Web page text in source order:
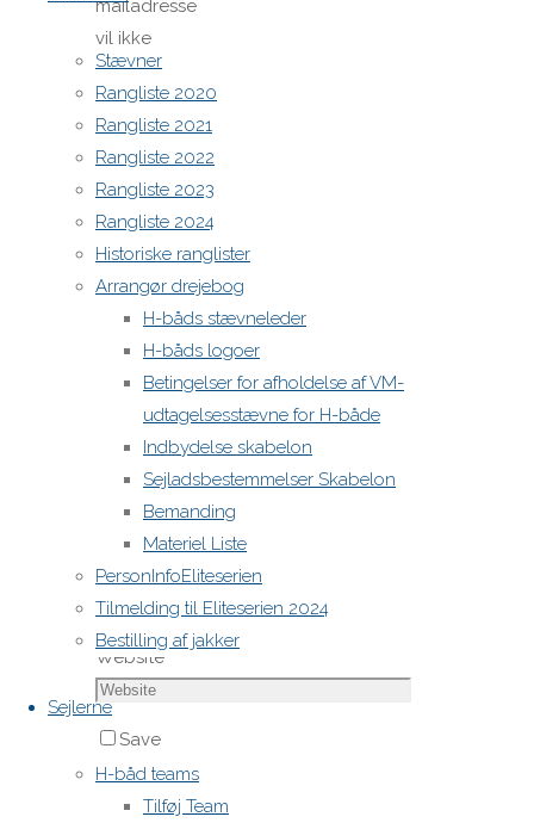
Stævner
Rangliste 2020
Rangliste 2021
Rangliste 2022
Rangliste 2023
Rangliste 2024
Historiske ranglister
Arrangør drejebog
H-båds stævneleder
H-båds logoer
Betingelser for afholdelse af VM-
udtagelsesstævne for H-både
Indbydelse skabelon
Sejladsbestemmelser Skabelon
Bemanding
Materiel Liste
PersonInfoEliteserien
Tilmelding til Eliteserien 2024
Bestilling af jakker
Sejlerne
H-båd teams
Tilføj Team
mailadresse
vil ikke
blive
publiceret.
Krævede
felter er
markeret
med*
Comment
Name*
Email*
Website
Save
my name,
email,